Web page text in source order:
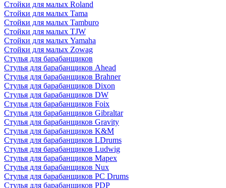
Стойки для малых Roland
Стойки для малых Tama
Стойки для малых Tamburo
Стойки для малых TJW
Стойки для малых Yamaha
Стойки для малых Zowag
Стулья для барабанщиков
Стулья для барабанщиков Ahead
Стулья для барабанщиков Brahner
Стулья для барабанщиков Dixon
Стулья для барабанщиков DW
Стулья для барабанщиков Foix
Стулья для барабанщиков Gibraltar
Стулья для барабанщиков Gravity
Стулья для барабанщиков K&M
Стулья для барабанщиков LDrums
Стулья для барабанщиков Ludwig
Стулья для барабанщиков Mapex
Стулья для барабанщиков Nux
Стулья для барабанщиков PC Drums
Стулья для барабанщиков PDP